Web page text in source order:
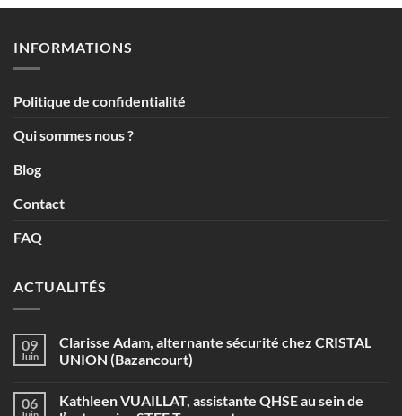
INFORMATIONS
Politique de confidentialité
Qui sommes nous ?
Blog
Contact
FAQ
ACTUALITÉS
09
Juin
Clarisse Adam, alternante sécurité chez CRISTAL
UNION (Bazancourt)
sur
Clarisse
06
Kathleen VUAILLAT, assistante QHSE au sein de